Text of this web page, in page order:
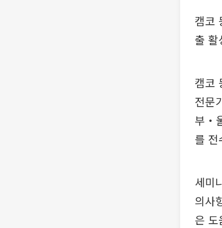
캠코
출 활
캠코
전문
부‧
를 전
세미
의사
은 도